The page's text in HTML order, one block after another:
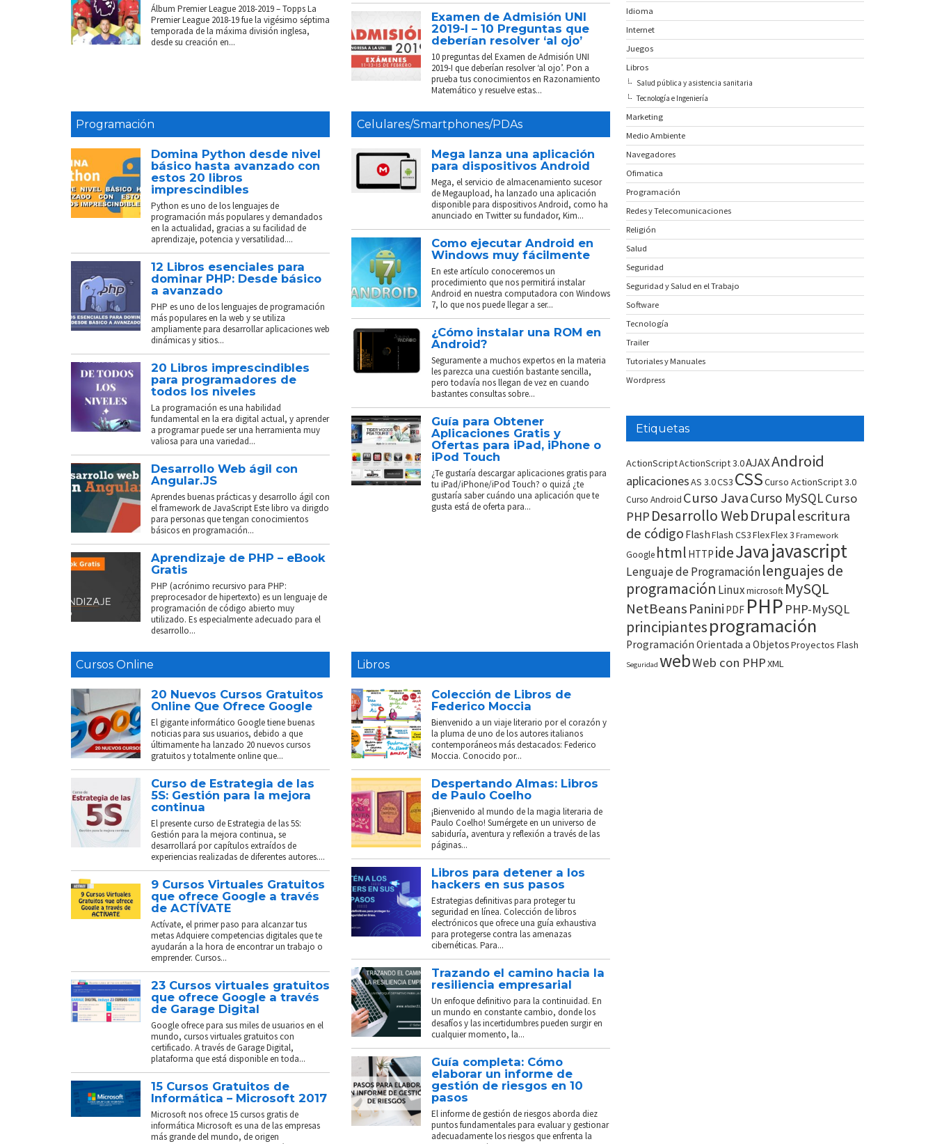
Álbum Premier League 2018-2019 – Topps La
Premier League 2018-19 fue la vigésimo séptima
temporada de la máxima división inglesa,
desde su creación en...
Examen de Admisión UNI
2019-I – 10 Preguntas que
deberían resolver ‘al ojo’
10 preguntas del Examen de Admisión UNI
2019-I que deberían resolver ‘al ojo’. Pon a
prueba tus conocimientos en Razonamiento
Matemático y resuelve estas...
Programación
Domina Python desde nivel
básico hasta avanzado con
estos 20 libros
imprescindibles
Python es uno de los lenguajes de
programación más populares y demandados
en la actualidad, gracias a su facilidad de
aprendizaje, potencia y versatilidad....
12 Libros esenciales para
dominar PHP: Desde básico
a avanzado
PHP es uno de los lenguajes de programación
más populares en la web y se utiliza
ampliamente para desarrollar aplicaciones web
dinámicas y sitios...
20 Libros imprescindibles
para programadores de
todos los niveles
La programación es una habilidad
fundamental en la era digital actual, y aprender
a programar puede ser una herramienta muy
valiosa para una variedad...
Desarrollo Web ágil con
Angular.JS
Aprendes buenas prácticas y desarrollo ágil con
el framework de JavaScript Este libro va dirigdo
para personas que tengan conocimientos
básicos en programación...
Aprendizaje de PHP – eBook
Gratis
PHP (acrónimo recursivo para PHP:
preprocesador de hipertexto) es un lenguaje de
programación de código abierto muy
utilizado. Es especialmente adecuado para el
desarrollo...
Celulares/Smartphones/PDAs
Mega lanza una aplicación
para dispositivos Android
Mega, el servicio de almacenamiento sucesor
de Megaupload, ha lanzado una aplicación
disponible para dispositivos Android, como ha
anunciado en Twitter su fundador, Kim...
Como ejecutar Android en
Windows muy fácilmente
En este artículo conoceremos un
procedimiento que nos permitirá instalar
Android en nuestra computadora con Windows
7, lo que nos puede llegar a ser...
¿Cómo instalar una ROM en
Android?
Seguramente a muchos expertos en la materia
les parezca una cuestión bastante sencilla,
pero todavía nos llegan de vez en cuando
bastantes consultas sobre...
Guía para Obtener
Aplicaciones Gratis y
Ofertas para iPad, iPhone o
iPod Touch
¿Te gustaría descargar aplicaciones gratis para
tu iPad/iPhone/iPod Touch? o quizá ¿te
gustaría saber cuándo una aplicación que te
gusta está de oferta para...
Cursos Online
20 Nuevos Cursos Gratuitos
Online Que Ofrece Google
El gigante informático Google tiene buenas
noticias para sus usuarios, debido a que
últimamente ha lanzado 20 nuevos cursos
gratuitos y totalmente online que...
Curso de Estrategia de las
5S: Gestión para la mejora
continua
El presente curso de Estrategia de las 5S:
Gestión para la mejora continua, se
desarrollará por capítulos extraídos de
experiencias realizadas de diferentes autores....
9 Cursos Virtuales Gratuitos
que ofrece Google a través
de ACTÍVATE
Actívate, el primer paso para alcanzar tus
metas Adquiere competencias digitales que te
ayudarán a la hora de encontrar un trabajo o
emprender. Cursos...
23 Cursos virtuales gratuitos
que ofrece Google a través
de Garage Digital
Google ofrece para sus miles de usuarios en el
mundo, cursos virtuales gratuitos con
certificado. A través de Garage Digital,
plataforma que está disponible en toda...
15 Cursos Gratuitos de
Informática – Microsoft 2017
Microsoft nos ofrece 15 cursos gratis de
informática Microsoft es una de las empresas
más grande del mundo, de origen
Libros
Colección de Libros de
Federico Moccia
Bienvenido a un viaje literario por el corazón y
la pluma de uno de los autores italianos
contemporáneos más destacados: Federico
Moccia. Conocido por...
Despertando Almas: Libros
de Paulo Coelho
¡Bienvenido al mundo de la magia literaria de
Paulo Coelho! Sumérgete en un universo de
sabiduría, aventura y reflexión a través de las
páginas...
Libros para detener a los
hackers en sus pasos
Estrategias definitivas para proteger tu
seguridad en línea. Colección de libros
electrónicos que ofrece una guía exhaustiva
para protegerse contra las amenazas
cibernéticas. Para...
Trazando el camino hacia la
resiliencia empresarial
Un enfoque definitivo para la continuidad. En
un mundo en constante cambio, donde los
desafíos y las incertidumbres pueden surgir en
cualquier momento, la...
Guía completa: Cómo
elaborar un informe de
gestión de riesgos en 10
pasos
El informe de gestión de riesgos aborda diez
puntos fundamentales para evaluar y gestionar
adecuadamente los riesgos que enfrenta la
Idioma
Internet
Juegos
Libros
Salud pública y asistencia sanitaria
Tecnología e Ingeniería
Marketing
Medio Ambiente
Navegadores
Ofimatica
Programación
Redes y Telecomunicaciones
Religión
Salud
Seguridad
Seguridad y Salud en el Trabajo
Software
Tecnología
Trailer
Tutoriales y Manuales
Wordpress
Etiquetas
ActionScriptActionScript 3.0AJAXAndroid
aplicacionesAS 3.0CS3 CSSCurso ActionScript 3.0
Curso Android Curso JavaCurso MySQLCurso
PHP Desarrollo WebDrupalescritura
de código FlashFlash CS3FlexFlex 3 Framework
Google html HTTP ideJavajavascript
Lenguaje de Programaciónlenguajes de
programación Linuxmicrosoft MySQL
NetBeans Panini PDF PHP PHP-MySQL
principiantesprogramación
Programación Orientada a ObjetosProyectos Flash
Seguridad webWeb con PHPXML